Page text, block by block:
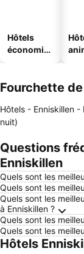
Hôtels
économiq
Fourchette
Hôtels - Enniskillen -
nuit)
Questions
Enniskillen
Quels sont les
Quels sont les
Quels sont les
à Enniskillen ?
Quels sont les
Quels sont les
Hôtels